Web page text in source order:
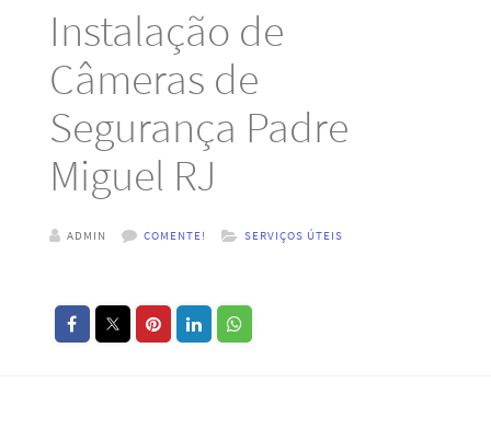
Instalação de
Câmeras de
Segurança Padre
Miguel RJ
ADMIN COMENTE! SERVIÇOS ÚTEIS